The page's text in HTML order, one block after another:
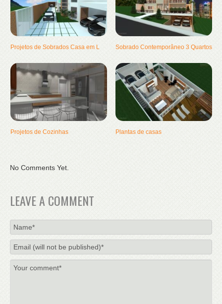
Projetos de Sobrados Casa em L Sobrado Contemporâneo 3 Quartos
Projetos de Cozinhas Plantas de casas
No Comments Yet.
LEAVE A COMMENT